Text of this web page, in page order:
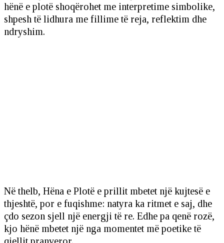
hënë e plotë shoqërohet me interpretime simbolike,
shpesh të lidhura me fillime të reja, reflektim dhe
ndryshim.
Në thelb, Hëna e Plotë e prillit mbetet një kujtesë e
thjeshtë, por e fuqishme: natyra ka ritmet e saj, dhe
çdo sezon sjell një energji të re. Edhe pa qenë rozë,
kjo hënë mbetet një nga momentet më poetike të